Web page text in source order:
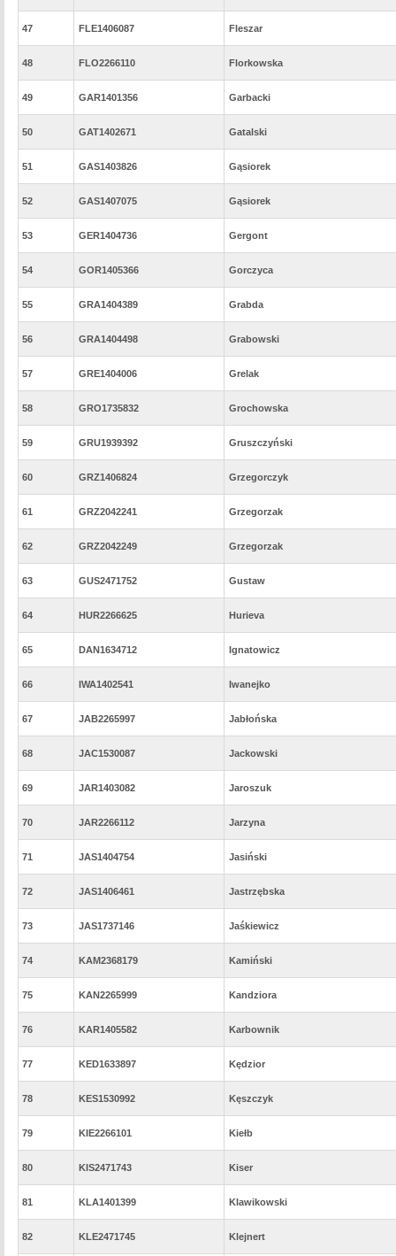
47 FLE1406087 Fleszar
48 FLO2266110 Florkowska
49 GAR1401356 Garbacki
50 GAT1402671 Gatalski
51 GAS1403826 Gąsiorek
52 GAS1407075 Gąsiorek
53 GER1404736 Gergont
54 GOR1405366 Gorczyca
55 GRA1404389 Grabda
56 GRA1404498 Grabowski
57 GRE1404006 Grelak
58 GRO1735832 Grochowska
59 GRU1939392 Gruszczyński
60 GRZ1406824 Grzegorczyk
61 GRZ2042241 Grzegorzak
62 GRZ2042249 Grzegorzak
63 GUS2471752 Gustaw
64 HUR2266625 Hurieva
65 DAN1634712 Ignatowicz
66 IWA1402541 Iwanejko
67 JAB2265997 Jabłońska
68 JAC1530087 Jackowski
69 JAR1403082 Jaroszuk
70 JAR2266112 Jarzyna
71 JAS1404754 Jasiński
72 JAS1406461 Jastrzębska
73 JAS1737146 Jaśkiewicz
74 KAM2368179 Kamiński
75 KAN2265999 Kandziora
76 KAR1405582 Karbownik
77 KED1633897 Kędzior
78 KES1530992 Kęszczyk
79 KIE2266101 Kiełb
80 KIS2471743 Kiser
81 KLA1401399 Klawikowski
82 KLE2471745 Klejnert